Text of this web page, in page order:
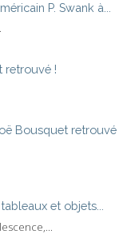
P. Swank à...
retrouvé !
Bousquet retrouvé
et objets...